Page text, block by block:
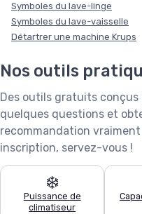
Symboles du lave-linge
Symboles du lave-vaisselle
Détartrer une machine Krups
Nos outils
Des outils gratuits conçus
quelques questions et
recommandation
inscription, servez-vous !
❄️
Puissance de
climatiseur